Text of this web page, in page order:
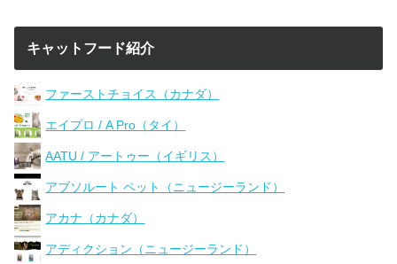
キャットフード紹介
ファーストチョイス（カナダ）
エイプロ / A Pro（タイ）
AATU / アートゥー（イギリス）
アブソルート ペット（ニュージーランド）
アカナ（カナダ）
アディクション（ニュージーランド）